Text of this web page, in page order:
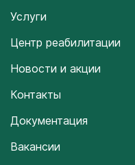
Услуги
Центр реабилитации
Новости и акции
Контакты
Документация
Вакансии